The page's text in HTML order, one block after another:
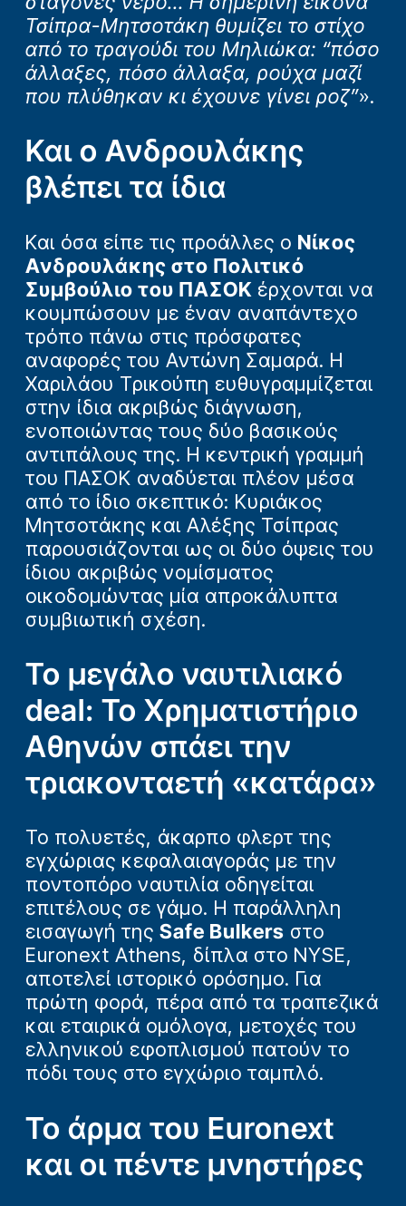
Τσίπρα-Μητσοτάκη θυμίζει το στίχο
από το τραγούδι του Μηλιώκα: “πόσο
άλλαξες, πόσο άλλαξα, ρούχα μαζί
που πλύθηκαν κι έχουνε γίνει ροζ”».
Και ο Ανδρουλάκης
βλέπει τα ίδια
Και όσα είπε τις προάλλες ο Νίκος
Ανδρουλάκης στο Πολιτικό
Συμβούλιο του ΠΑΣΟΚ έρχονται να
κουμπώσουν με έναν αναπάντεχο
τρόπο πάνω στις πρόσφατες
αναφορές του Αντώνη Σαμαρά. Η
Χαριλάου Τρικούπη ευθυγραμμίζεται
στην ίδια ακριβώς διάγνωση,
ενοποιώντας τους δύο βασικούς
αντιπάλους της. Η κεντρική γραμμή
του ΠΑΣΟΚ αναδύεται πλέον μέσα
από το ίδιο σκεπτικό: Κυριάκος
Μητσοτάκης και Αλέξης Τσίπρας
παρουσιάζονται ως οι δύο όψεις του
ίδιου ακριβώς νομίσματος
οικοδομώντας μία απροκάλυπτα
συμβιωτική σχέση.
Το μεγάλο ναυτιλιακό
deal: Το Χρηματιστήριο
Αθηνών σπάει την
τριακονταετή «κατάρα»
Το πολυετές, άκαρπο φλερτ της
εγχώριας κεφαλαιαγοράς με την
ποντοπόρο ναυτιλία οδηγείται
επιτέλους σε γάμο. Η παράλληλη
εισαγωγή της Safe Bulkers στο
Euronext Athens, δίπλα στο NYSE,
αποτελεί ιστορικό ορόσημο. Για
πρώτη φορά, πέρα από τα τραπεζικά
και εταιρικά ομόλογα, μετοχές του
ελληνικού εφοπλισμού πατούν το
πόδι τους στο εγχώριο ταμπλό.
Το άρμα του Euronext
και οι πέντε μνηστήρες